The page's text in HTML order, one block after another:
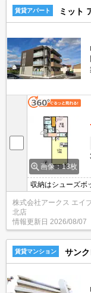
賃貸アパート ミット
画像：13枚
収納はシューズボ
を利用することも
使用料不要・追い
セキュリティ面
るので安心して生
を貯めませんか。
株式会社アークス エイ
北店
情報更新日 2026/08/07
賃貸マンション サン